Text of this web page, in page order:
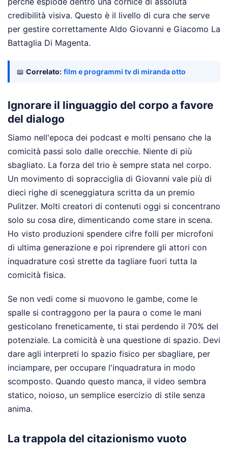
credibilità visiva. Questo è il livello di cura che serve
per gestire correttamente Aldo Giovanni e Giacomo La
Battaglia Di Magenta.
📖 Correlato: film e programmi tv di miranda otto
Ignorare il linguaggio del corpo a favore
del dialogo
Siamo nell'epoca dei podcast e molti pensano che la
comicità passi solo dalle orecchie. Niente di più
sbagliato. La forza del trio è sempre stata nel corpo.
Un movimento di sopracciglia di Giovanni vale più di
dieci righe di sceneggiatura scritta da un premio
Pulitzer. Molti creatori di contenuti oggi si concentrano
solo su cosa dire, dimenticando come stare in scena.
Ho visto produzioni spendere cifre folli per microfoni
di ultima generazione e poi riprendere gli attori con
inquadrature così strette da tagliare fuori tutta la
comicità fisica.
Se non vedi come si muovono le gambe, come le
spalle si contraggono per la paura o come le mani
gesticolano freneticamente, ti stai perdendo il 70% del
potenziale. La comicità è una questione di spazio. Devi
dare agli interpreti lo spazio fisico per sbagliare, per
inciampare, per occupare l'inquadratura in modo
scomposto. Quando questo manca, il video sembra
statico, noioso, un semplice esercizio di stile senza
anima.
La trappola del citazionismo vuoto